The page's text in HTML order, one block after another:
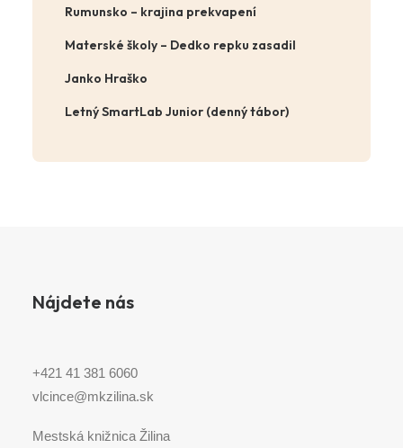
Rumunsko – krajina prekvapení
Materské školy – Dedko repku zasadil
Janko Hraško
Letný SmartLab Junior (denný tábor)
Nájdete nás
+421 41 381 6060
vlcince@mkzilina.sk
Mestská knižnica Žilina